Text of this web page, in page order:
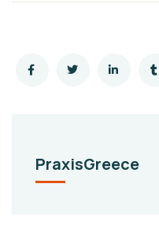
PraxisGreece